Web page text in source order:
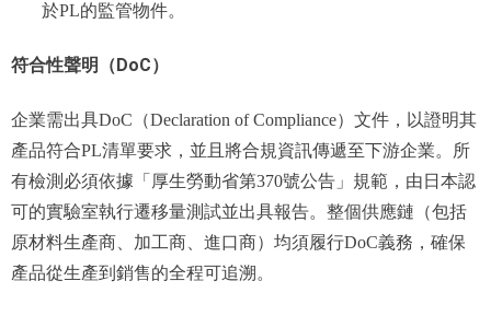
於PL的監管物件。
符合性聲明（DoC）
企業需出具DoC（Declaration of Compliance）文件，以證明其
產品符合PL清單要求，並且將合規資訊傳遞至下游企業。所
有檢測必須依據「厚生勞動省第370號公告」規範，由日本認
可的實驗室執行遷移量測試並出具報告。整個供應鏈（包括
原材料生產商、加工商、進口商）均須履行DoC義務，確保
產品從生產到銷售的全程可追溯。